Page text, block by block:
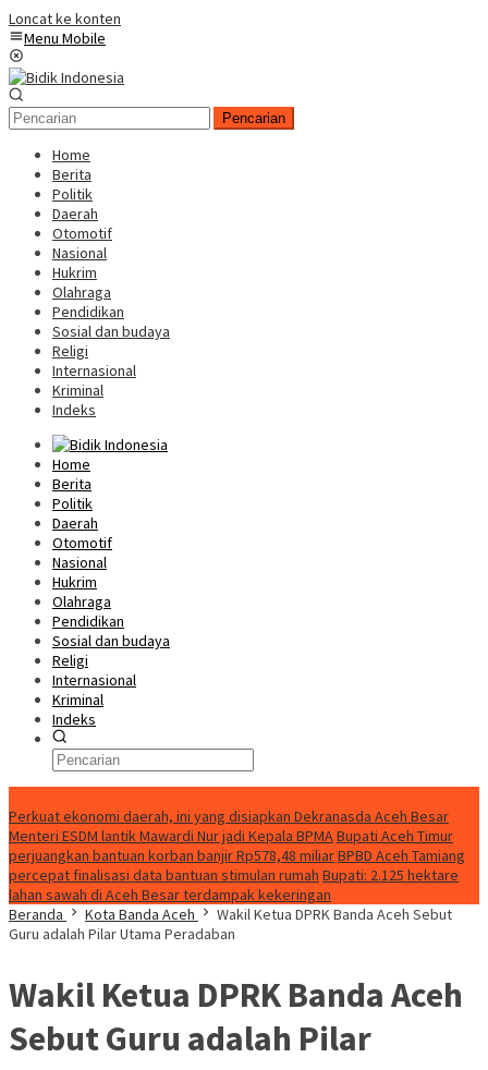
Loncat ke konten
Menu Mobile
Pencarian
Home
Berita
Politik
Daerah
Otomotif
Nasional
Hukrim
Olahraga
Pendidikan
Sosial dan budaya
Religi
Internasional
Kriminal
Indeks
Home
Berita
Politik
Daerah
Otomotif
Nasional
Hukrim
Olahraga
Pendidikan
Sosial dan budaya
Religi
Internasional
Kriminal
Indeks
Perkuat ekonomi daerah, ini yang disiapkan Dekranasda Aceh Besar
Menteri ESDM lantik Mawardi Nur jadi Kepala BPMABupati Aceh Timur
perjuangkan bantuan korban banjir Rp578,48 miliarBPBD Aceh Tamiang
percepat finalisasi data bantuan stimulan rumah Bupati: 2.125 hektare
lahan sawah di Aceh Besar terdampak kekeringan
Beranda
Kota Banda Aceh
Wakil Ketua DPRK Banda Aceh Sebut
Guru adalah Pilar Utama Peradaban
Wakil Ketua DPRK Banda Aceh
Sebut Guru adalah Pilar